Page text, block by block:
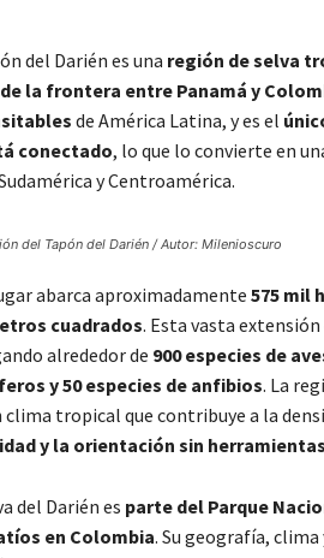
del Darién es una región de selva
la frontera entre Panamá y
de América Latina, y es el
conectado, lo que lo convierte en
y Centroamérica.
del Tapón del Darién / Autor: Milenioscuro
abarca aproximadamente 575 mil
cuadrados. Esta vasta
alrededor de 900 especies de
y 50 especies de anfibios. La
clima tropical que contribuye a la
y la orientación sin herramientas
del Darién es parte del Parque
en Colombia. Su geografía, clima